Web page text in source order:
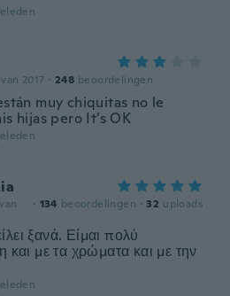
2017 · 248 beoordelingen
muy chiquitas no le
hijas pero It’s OK
· 134 beoordelingen · 32 uploads
ξανά. Είμαι πολύ
και με τα χρώματα και με την